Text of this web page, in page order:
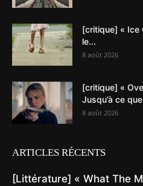
[critique] « Ice
le...
8 août 2026
[critique] «
Jusqu’à ce
8 août 2026
ARTICLES RÉCENTS
[Littérature] « What The